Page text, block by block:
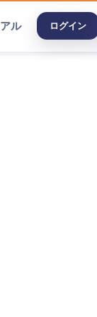
ル ログイン